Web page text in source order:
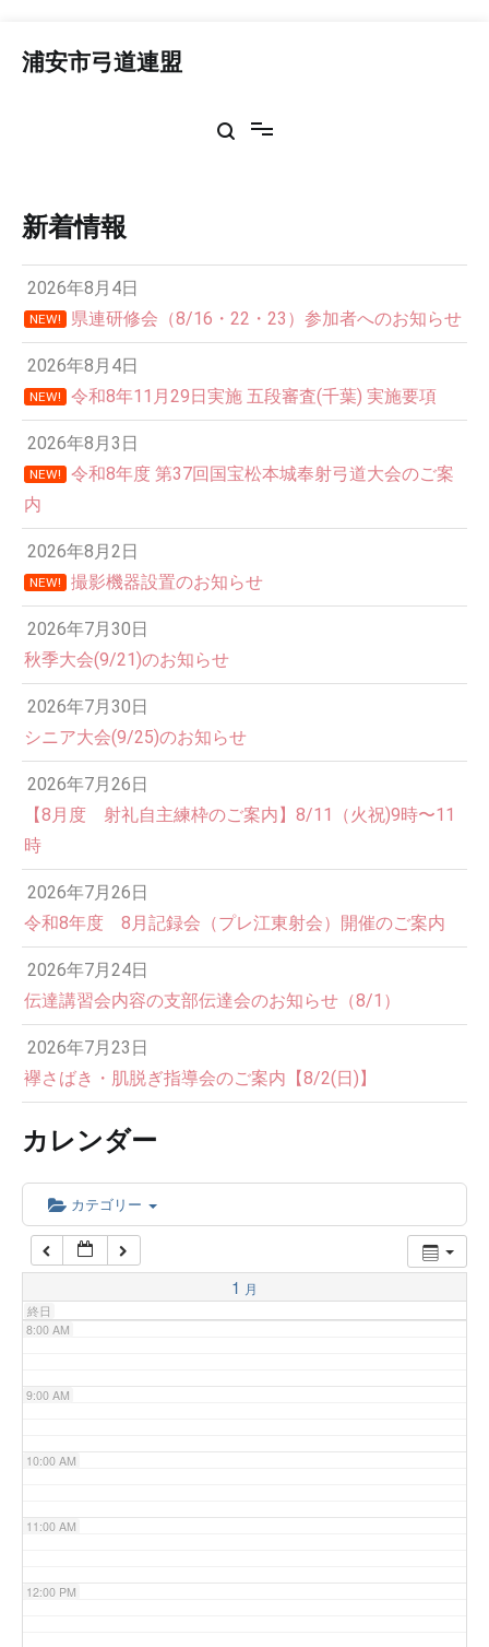
浦安市弓道連盟
新着情報
2026年8月4日
NEW! 県連研修会（8/16・22・23）参加者へのお知らせ
2026年8月4日
NEW! 令和8年11月29日実施 五段審査(千葉) 実施要項
2026年8月3日
NEW!
令和8年度 第37回国宝松本城奉射弓道大会のご案
内
2026年8月2日
NEW! 撮影機器設置のお知らせ
2026年7月30日
秋季大会(9/21)のお知らせ
2026年7月30日
シニア大会(9/25)のお知らせ
2026年7月26日
【8月度 射礼自主練枠のご案内】8/11（火祝)9時〜11
時
2026年7月26日
令和8年度 8月記録会（プレ江東射会）開催のご案内
2026年7月24日
伝達講習会内容の支部伝達会のお知らせ（8/1）
2026年7月23日
襷さばき・肌脱ぎ指導会のご案内【8/2(日)】
カレンダー
カテゴリー
1 月
終日
12:00 AM
1:00 AM
2:00 AM
3:00 AM
4:00 AM
5:00 AM
6:00 AM
7:00 AM
8:00 AM
9:00 AM
10:00 AM
11:00 AM
12:00 PM